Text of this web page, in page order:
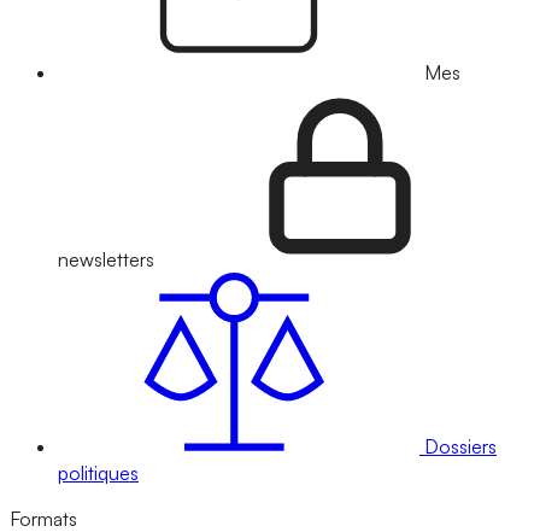
Mes
newsletters
Dossiers
politiques
Formats